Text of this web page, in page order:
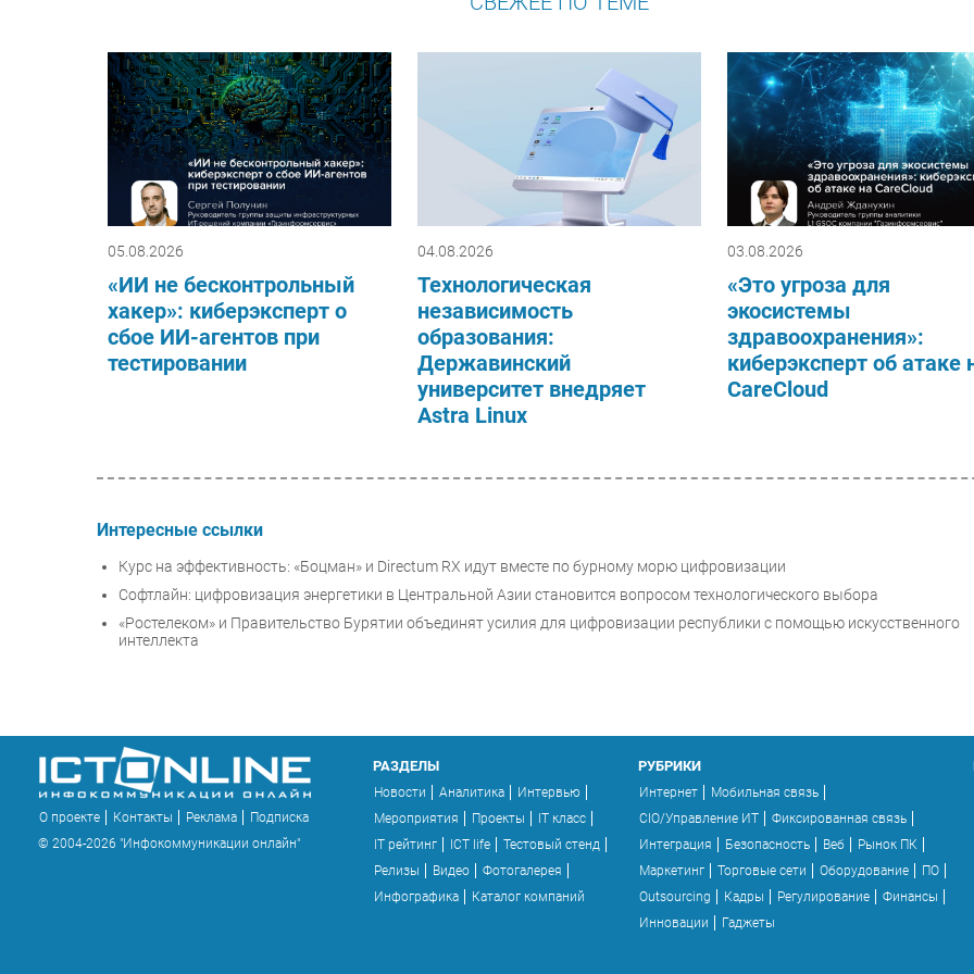
05.08.2026
«ИИ не бесконтрольный
хакер»: киберэксперт о
сбое ИИ-агентов при
тестировании
04.08.2026
Технологическая
независимость
образования:
Державинский
университет внедряет
Astra Linux
03.08.2026
«Это угроза для
экосистемы
здравоохранения»:
киберэксперт об атаке
CareCloud
Интересные ссылки
Курс на эффективность: «Боцман» и Directum RX идут вместе по бурному морю цифровизации
Софтлайн: цифровизация энергетики в Центральной Азии становится вопросом технологического выбора
«Ростелеком» и Правительство Бурятии объединят усилия для цифровизации республики с помощью искусственного
интеллекта
О проекте Контакты Реклама
Подписка
© 2004-2026 "Инфокоммуникации онлайн"
РАЗДЕЛЫ
Новости Аналитика
Интервью
Мероприятия
Проекты
IT класс
IT рейтинг
ICT life
Тестовый стенд
Релизы
Видео
Фотогалерея
Инфографика
Каталог компаний
РУБРИКИ
Интернет
Мобильная связь
CIO/Управление ИТ
Фиксированная связь
Интеграция
Безопасность Веб
Рынок ПК
Маркетинг
Торговые сети Оборудование
ПО
Outsourcing
Кадры Регулирование
Финансы
Инновации
Гаджеты